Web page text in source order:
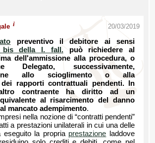
i 20/03/2019
preventivo il debitore ai sensi
bis della l. fall.può richiedere al
dell'ammissione alla procedura, o
Delegato, successivamente,
allo scioglimento o alla
dei rapporti contrattuali pendenti. In
contraente ha diritto ad un
al risarcimento del danno
mancato adempimento.
nella nozione di “contratti pendenti”
a prestazioni unilaterali in cui una delle
eseguito la propria prestazione laddove